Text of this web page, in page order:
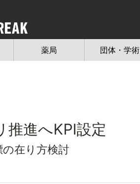
薬局 団体・学術
推進へKPI設定
在り方検討